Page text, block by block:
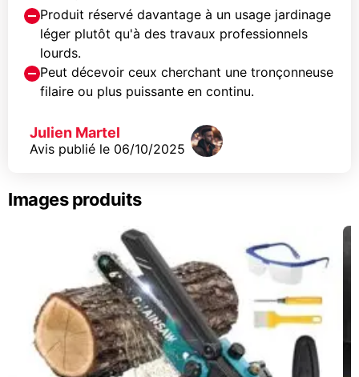
Produit réservé davantage à un usage jardinage
léger plutôt qu'à des travaux professionnels
lourds.
Peut décevoir ceux cherchant une tronçonneuse
filaire ou plus puissante en continu.
Julien Martel
Avis publié le 06/10/2025
Images produits